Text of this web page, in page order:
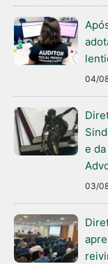
04/
e
03/